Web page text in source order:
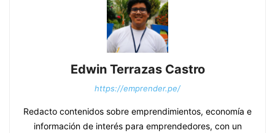
Edwin Terrazas Castro
https://emprender.pe/
Redacto contenidos sobre emprendimientos, economía e
información de interés para emprendedores, con un